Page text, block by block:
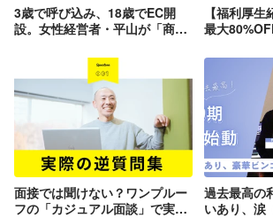
3歳で呼び込み、18歳でEC開
設。女性経営者・平山が「商
【福利厚
最大
える“遊び
面接では聞けない？ワンプルー
フの「カジュアル面談」で実際
過去最高の
いあり、涙